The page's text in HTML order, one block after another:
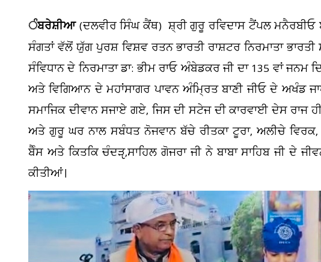
ੰਬਰੇਸ਼ੀਆ(ਦਲਵੀਰ ਸਿੰਘ ਕੈਂਥ) ਸ਼੍ਰੀ ਗੁਰੂ ਰਵਿਦਾਸ ਟੈਂਪਲ
ਸੰਗਤਾਂ ਵੱਲੋਂ ਯੁੱਗ ਪੁਰਸ਼ ਵਿਸ਼ਵ ਰਤਨ ਭਾਰਤੀ ਰਾਸ਼ਟਰ ਨਿਰਮਾਤਾ ਭਾਰਤੀ
ਸੰਵਿਧਾਨ ਦੇ ਨਿਰਮਾਤਾ ਡਾ: ਭੀਮ ਰਾਓ ਅੰਬੇਡਕਰ ਜੀ ਦਾ 135 ਵਾਂ
ਅਤੇ ਵਿਗਿਆਨ ਦੇ ਮਹਾਂਸਾਗਰ ਪਾਵਨ ਅੰਮ੍ਰਿਤ ਬਾਣੀ ਜੀਓ ਦੇ ਅਖੰਡ
ਸਮਾਜਿਕ ਦੀਵਾਨ ਸਜਾਏ ਗਏ, ਜਿਸ ਦੀ ਸਟੇਜ ਦੀ ਕਾਰਵਾਈ ਦੇਸ
ਅਤੇ ਗੁਰੂ ਘਰ ਨਾਲ ਸਬੰਧਤ ਨੋਜਵਾਨ ਬੱਚੇ ਰੀਤਕਾ ਟੂਰਾ, ਅਲੀਚੇ
ਬੈੰਸ ਅਤੇ ਕਿਤਕਿ ਚੰਦੜੵ,ਸਾਹਿਲ ਗੋਜਰਾ ਜੀ ਨੇ ਬਾਬਾ ਸਾਹਿਬ ਜੀ ਦੇ
ਕੀਤੀਆਂ।